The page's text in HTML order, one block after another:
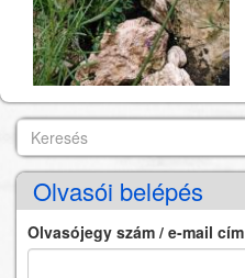
Search
Keresés
Olvasói belépés
Olvasójegy szám / e-mail cím